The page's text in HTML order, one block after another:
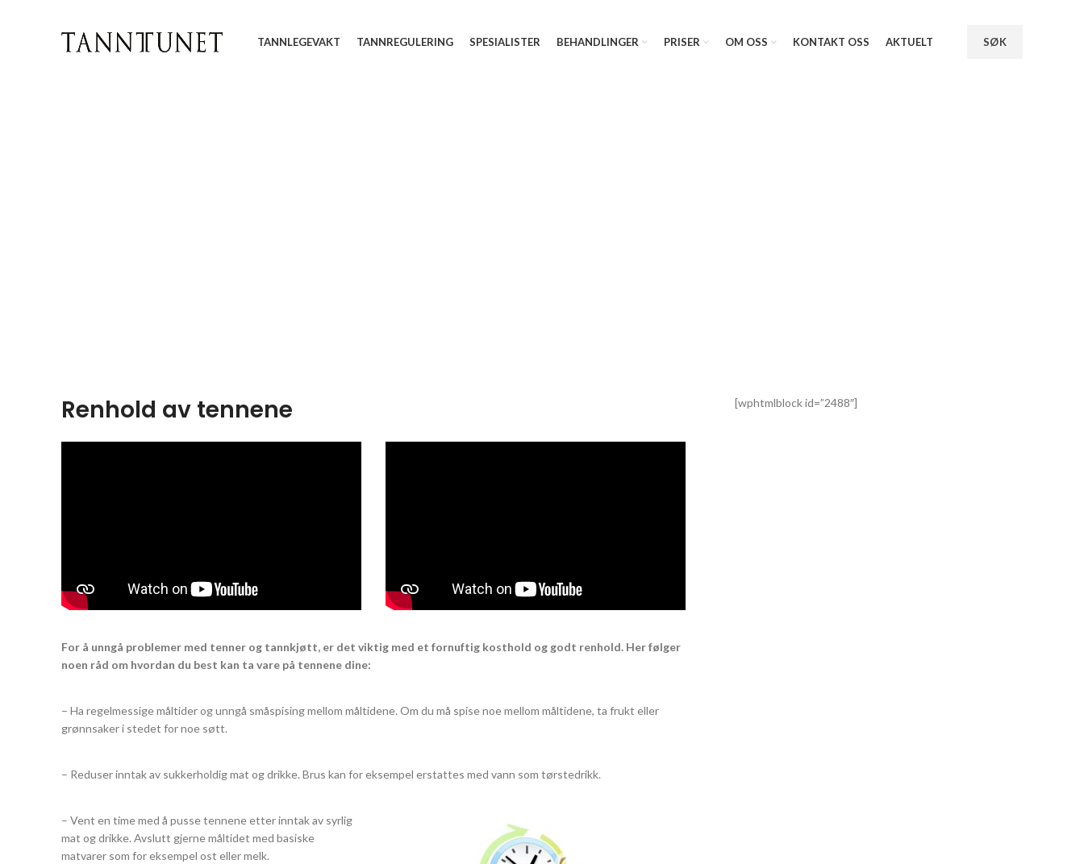
TANNLEGEVAKT TANNREGULERING SPESIALISTER BEHANDLINGER PRISER OM OSS KONTAKT OSS AKTUELT SØK
Renhold av tennene
For å unngå problemer med tenner og tannkjøtt, er det viktig med et fornuftig kosthold og godt renhold. Her følger
noen råd om hvordan du best kan ta vare på tennene dine:
– Ha regelmessige måltider og unngå småspising mellom måltidene. Om du må spise noe mellom måltidene, ta frukt eller
grønnsaker i stedet for noe søtt.
– Reduser inntak av sukkerholdig mat og drikke. Brus kan for eksempel erstattes med vann som tørstedrikk.
– Vent en time med å pusse tennene etter inntak av syrlig
mat og drikke. Avslutt gjerne måltidet med basiske
matvarer som for eksempel ost eller melk.
[wphtmlblock id=”2488″]